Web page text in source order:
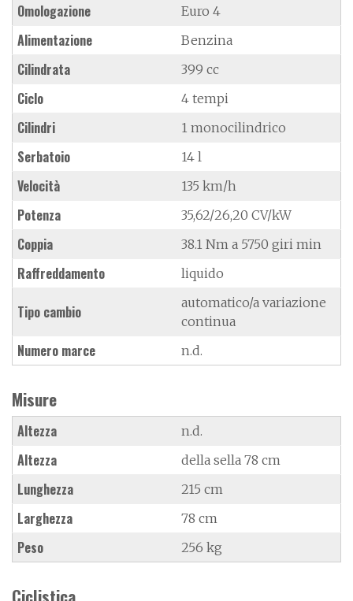
Omologazione Euro 4
Alimentazione Benzina
Cilindrata 399 cc
Ciclo 4 tempi
Cilindri 1 monocilindrico
Serbatoio 14 l
Velocità 135 km/h
Potenza 35,62/26,20 CV/kW
Coppia 38.1 Nm a 5750 giri min
Raffreddamento liquido
Tipo cambio
automatico/a variazione
continua
Numero marce n.d.
Misure
Altezza n.d.
Altezza della sella 78 cm
Lunghezza 215 cm
Larghezza 78 cm
Peso 256 kg
Ciclistica